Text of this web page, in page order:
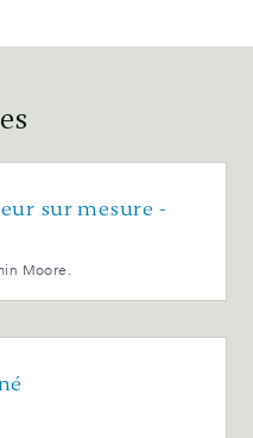
sur mesure -
Moore.